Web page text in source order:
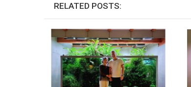
RELATED POSTS: